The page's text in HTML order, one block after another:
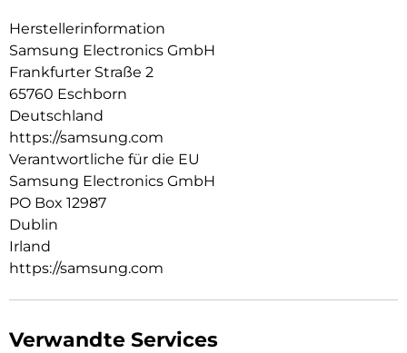
Herstellerinformation
Samsung Electronics GmbH
Frankfurter Straße 2
65760 Eschborn
Deutschland
https://samsung.com
Verantwortliche für die EU
Samsung Electronics GmbH
PO Box 12987
Dublin
Irland
https://samsung.com
Verwandte Services